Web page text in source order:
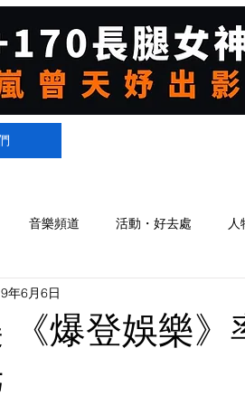
音樂頻道 活動・好去處
《爆登娛樂
年6月6日